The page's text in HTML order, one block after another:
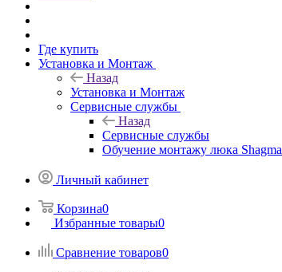
Где купить
Установка и Монтаж
Назад
Установка и Монтаж
Сервисные службы
Назад
Сервисные службы
Обучение монтажу люка Shagma
Личный кабинет
Корзина0
Избранные товары0
Сравнение товаров0